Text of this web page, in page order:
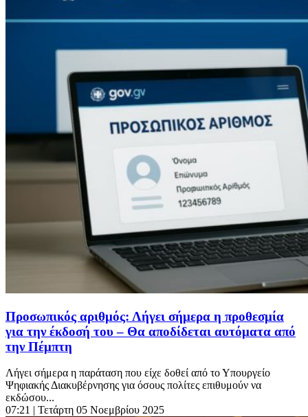
Προσωπικός αριθμός: Λήγει σήμερα η προθεσμία
για την έκδοσή του – Θα αποδίδεται αυτόματα από
την Πέμπτη
Λήγει σήμερα η παράταση που είχε δοθεί από το Υπουργείο
Ψηφιακής Διακυβέρνησης για όσους πολίτες επιθυμούν να
εκδώσου...
07:21 | Τετάρτη 05 Νοεμβρίου 2025